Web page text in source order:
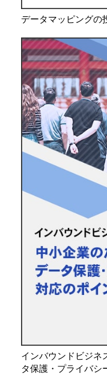
データマッピングの
インバウンドビジネ
タ保護・プライバシ